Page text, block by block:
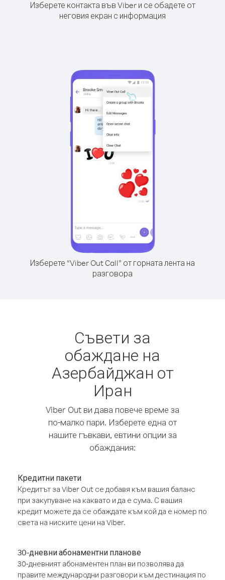
Изберете контакта във Viber и се обадете от
неговия екран с информация
Изберете “Viber Out Call” от горната лента на
разговора
Съвети за
обаждане на
Азербайджан от
Иран
Viber Out ви дава повече време за
по-малко пари. Изберете една от
нашите гъвкави, евтини опции за
обаждания:
Кредитни пакети
Кредитът за Viber Out се добавя към вашия баланс
при закупуване на каквато и да е сума. С вашия
кредит можете да се обаждате към кой да е номер по
света на ниските цени на Viber.
30-дневни абонаментни планове
30-дневният абонаментен план ви позволява да
правите международни разговори към дестинация по